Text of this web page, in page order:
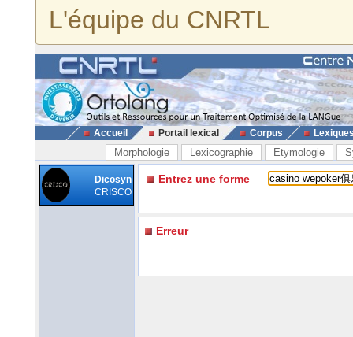
L'équipe du CNRTL
Accueil Portail lexical Corpus
Morphologie Lexicographie Etymologie
Dicosyn
CRISCO
Entrez une forme
Erreur